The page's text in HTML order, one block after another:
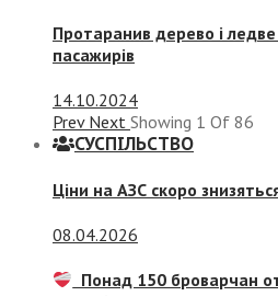
Протаранив дерево і
пасажирів
14.10.2024
Prev Next Showing 1 Of 86
СУСПIЛЬСТВО
Ціни на АЗС скоро
08.04.2026
Понад 150 броварчан